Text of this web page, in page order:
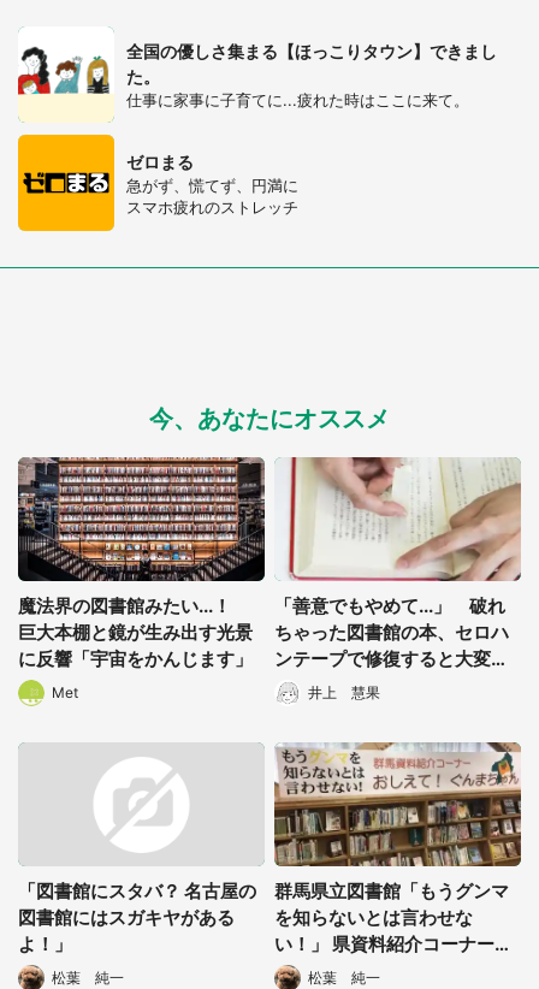
都道府選択
選択する
全国の優しさ集まる【ほっこりタウン】できまし
た。
仕事に家事に子育てに...疲れた時はここに来て。
ゼロまる
急がず、慌てず、円満に
スマホ疲れのストレッチ
今、あなたにオススメ
魔法界の図書館みたい...！
巨大本棚と鏡が生み出す光景
に反響「宇宙をかんじます」
Met
「善意でもやめて...」 破れ
ちゃった図書館の本、セロハ
ンテープで修復すると大変な
ことになるらしい
井上 慧果
「図書館にスタバ？ 名古屋の
図書館にはスガキヤがある
よ！」
松葉 純一
群馬県立図書館「もうグンマ
を知らないとは言わせな
い！」 県資料紹介コーナーが
本気出してる
松葉 純一